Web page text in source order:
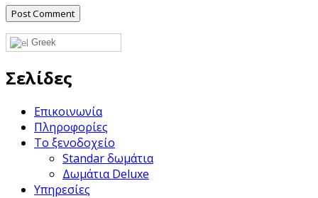
Greek
Σελίδες
Επικοινωνία
Πληροφορίες
Το ξενοδοχείο
Standar δωμάτια
Δωμάτια Deluxe
Υπηρεσίες